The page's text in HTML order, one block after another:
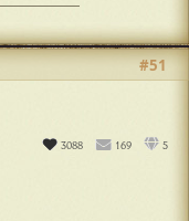
3088 169 5
#51